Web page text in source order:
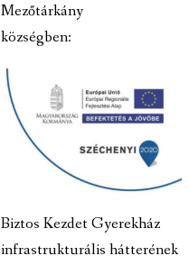
Mezőtárkány
községben:
Biztos Kezdet Gyerekház
infrastrukturális hátterének